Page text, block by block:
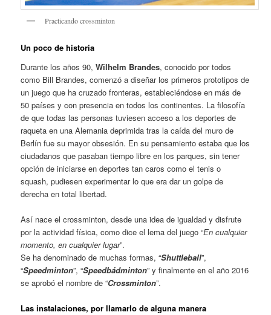
Practicando crossminton
Un poco de historia
Durante los años 90,Wilhelm Brandes, conocido por todos
como Bill Brandes, comenzó a diseñar los primeros prototipos de
un juego que ha cruzado fronteras, estableciéndose en más de
50 países y con presencia en todos los continentes. La filosofía
de que todas las personas tuviesen acceso a los deportes de
raqueta en una Alemania deprimida tras la caída del muro de
Berlín fue su mayor obsesión. En su pensamiento estaba que los
ciudadanos que pasaban tiempo libre en los parques, sin tener
opción de iniciarse en deportes tan caros como el tenis o
squash, pudiesen experimentar lo que era dar un golpe de
derecha en total libertad.
Así nace el crossminton, desde una idea de igualdad y disfrute
por la actividad física, como dice el lema del juego “En cualquier
momento, en cualquier lugar”.
Se ha denominado de muchas formas, “Shuttleball”,
“Speedminton”, “Speedbádminton” y finalmente en el año 2016
se aprobó el nombre de “Crossminton”.
Las instalaciones, por llamarlo de alguna manera